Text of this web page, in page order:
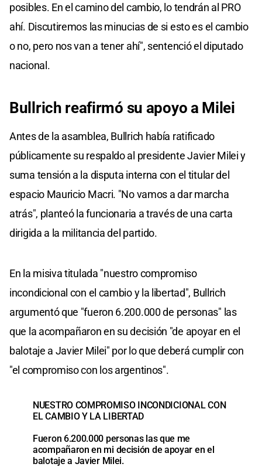
posibles. En el camino del cambio, lo tendrán al PRO
ahí. Discutiremos las minucias de si esto es el cambio
o no, pero nos van a tener ahí", sentenció el diputado
nacional.
Bullrich reafirmó su apoyo a Milei
Antes de la asamblea, Bullrich había ratificado
públicamente su respaldo al presidente Javier Milei y
suma tensión a la disputa interna con el titular del
espacio Mauricio Macri. "No vamos a dar marcha
atrás", planteó la funcionaria a través de una carta
dirigida a la militancia del partido.
En la misiva titulada "nuestro compromiso
incondicional con el cambio y la libertad", Bullrich
argumentó que "fueron 6.200.000 de personas" las
que la acompañaron en su decisión "de apoyar en el
balotaje a Javier Milei" por lo que deberá cumplir con
"el compromiso con los argentinos".
NUESTRO COMPROMISO INCONDICIONAL CON
EL CAMBIO Y LA LIBERTAD
Fueron 6.200.000 personas las que me
acompañaron en mi decisión de apoyar en el
balotaje a Javier Milei.